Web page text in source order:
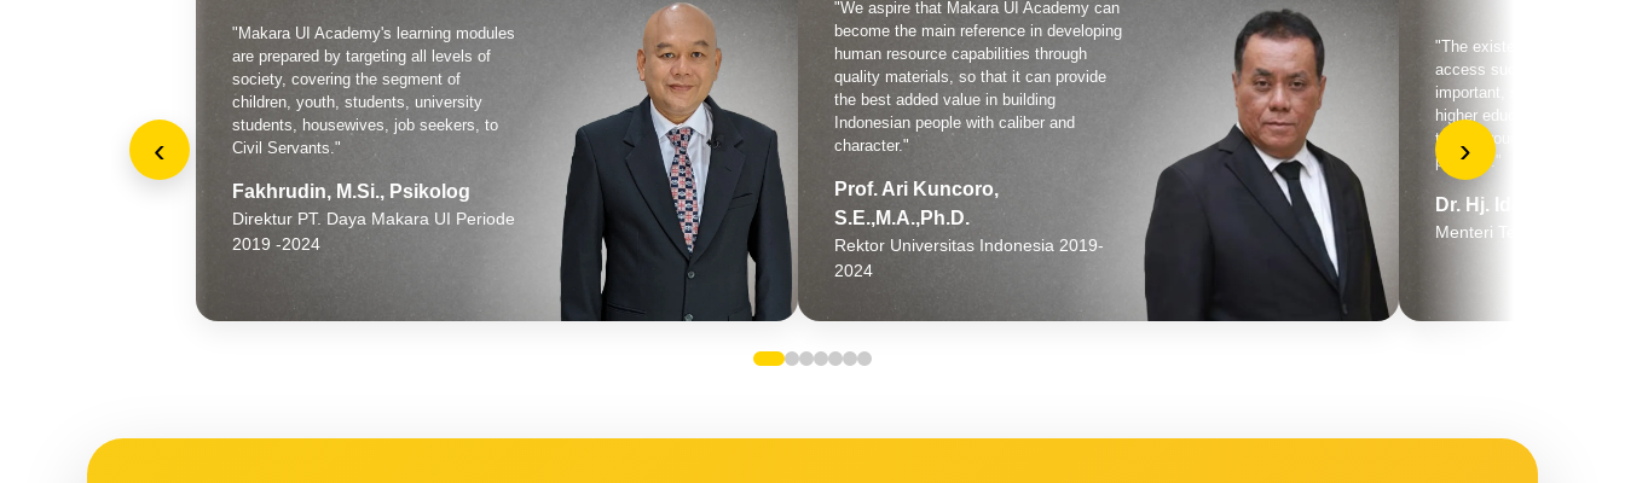
"The existence of inclusive education
access such as Makara UI Academy is
important, so that people can access
higher education certified without having
to go through a long and complicated
Dr. Hj. Ida Fauziah, M. Si
Menteri Tenaga Kerja
"Senang banget ikut program caregiver
dari Makara UI Academy dan NTC FIK
UI! Materinya jelas dan mudah dipahami,
sangat membantu proses belajar saya."
Rachma
Peserta Caregiver
"Pelatihannya seru dan
Saya senang ikut pelatihan
lansia dari Makara UI
FIK UI. Semoga terus
jadi wadah membuka
untuk banyak orang!"
Nazwa
Peserta Caregiver
‹ ›